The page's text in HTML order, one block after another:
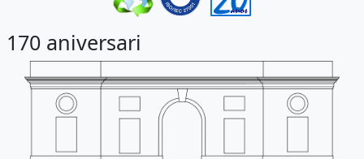
170 aniversari